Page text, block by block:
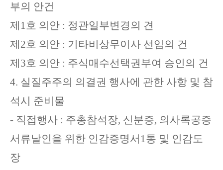
부의 안건
제 1호 의안 : 정관일부변경의 견
제2호 의안 : 기타비상무이사 선임의 건
제3호 의안 : 주식매수선택권부여 승인의 건
4. 실질주주의 의결권 행사에 관한 사항 및 참
석시 준비물
- 직접행사 : 주총참석장, 신분증, 의사록공증
서류날인을 위한 인감증명서 1통 및 인감도
장